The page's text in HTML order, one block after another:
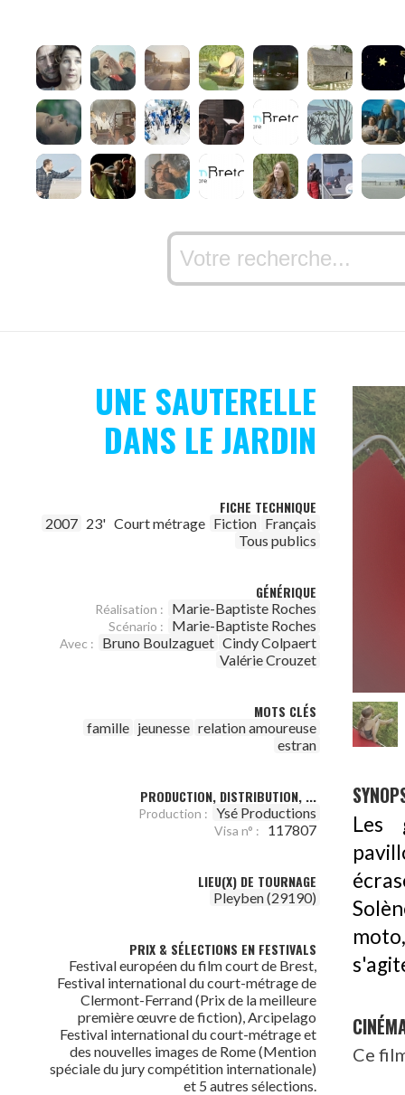
UNE SAUTERELLE
DANS LE JARDIN
FICHE TECHNIQUE
2007 23' Court métrage Fiction Français
Tous publics
GÉNÉRIQUE
Réalisation : Marie-Baptiste Roches
Scénario : Marie-Baptiste Roches
Avec : Bruno Boulzaguet Cindy Colpaert
Valérie Crouzet
MOTS CLÉS
famille jeunesse relation amoureuse
estran
PRODUCTION, DISTRIBUTION, ...
Production : Ysé Productions
Visa n° : 117807
LIEU(X) DE TOURNAGE
Pleyben (29190)
PRIX & SÉLECTIONS EN FESTIVALS
Festival européen du film court de Brest,
Festival international du court-métrage de
Clermont-Ferrand (Prix de la meilleure
première œuvre de fiction), Arcipelago
Festival international du court-métrage et
des nouvelles images de Rome (Mention
spéciale du jury compétition internationale)
et 5 autres sélections.
Les
Ce